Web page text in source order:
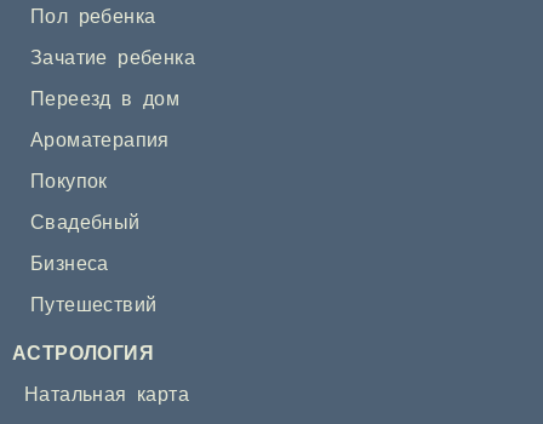
Пол ребенка
Зачатие ребенка
Переезд в дом
Ароматерапия
Покупок
Свадебный
Бизнеса
Путешествий
АСТРОЛОГИЯ
Натальная карта